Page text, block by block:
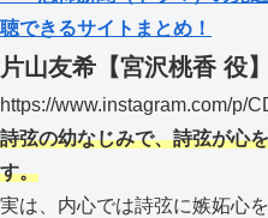
聴できるサイトまとめ！
片山友希【宮沢桃香 役】
https://www.instagram.com/p/
詩弦の幼なじみで、詩弦が心
す。
実は、内心では詩弦に嫉妬心